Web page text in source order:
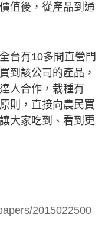
值後，從產品到通
台有10多間直營門
到該公司的產品，
人合作，栽種有
則，直接向農民買
大家吃到、看到更
2015022500